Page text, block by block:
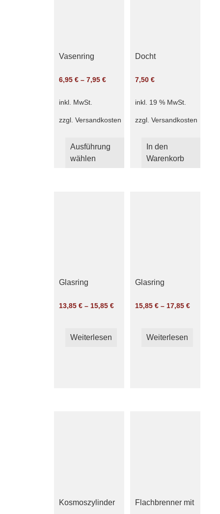
Vasenring
6,95 €– 7,95 €
inkl. MwSt.
zzgl. Versandkosten
Ausführung
wählen
Produkt
Docht
7,50 €
inkl. 19 % MwSt.
zzgl. Versandkosten
In den
Warenkorb
Glasring
13,85 €– 15,85 €
Weiterlesen
Glasring
15,85 €– 17,85 €
Weiterlesen
Kosmoszylinder Flachbrenner mit